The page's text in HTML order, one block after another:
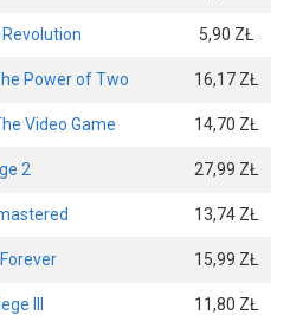
Revolution 5,90 ZŁ
Power of Two 16,17 ZŁ
Video Game 14,70 ZŁ
2 27,99 ZŁ
13,74 ZŁ
15,99 ZŁ
III 11,80 ZŁ